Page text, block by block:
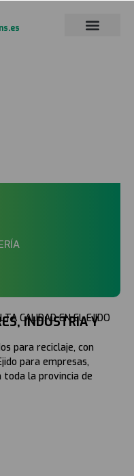
CALIDAD EN EL EJIDO
INDUSTRIA Y
para reciclaje, con
para empresas,
la provincia de